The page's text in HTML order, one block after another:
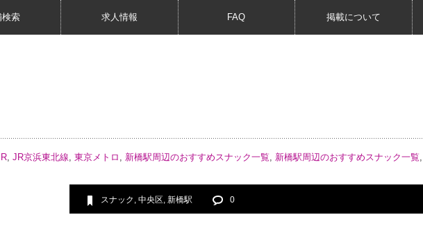
検索 求人情報 FAQ 掲載について
, JR京浜東北線, 東京メトロ , 新橋駅周辺のおすすめスナック一覧, 新橋駅周辺のおすすめスナック一覧,
スナック , 中央区, 新橋駅 0